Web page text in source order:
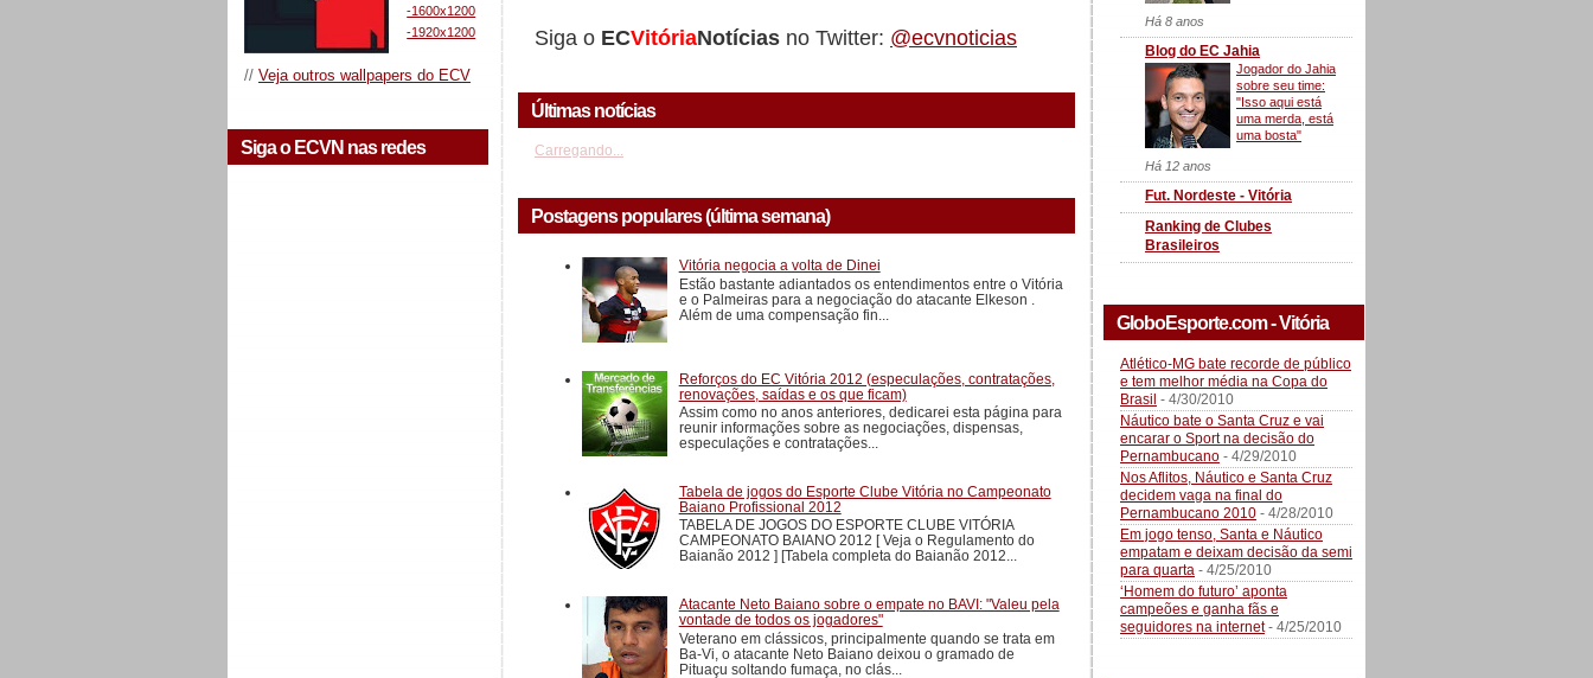
-1600x1200
-1920x1200
// Veja outros wallpapers do ECV
Siga o ECVN nas redes
Siga o ECVitóriaNotícias no Twitter: @ecvnoticias
Últimas notícias
Carregando...
Postagens populares (última semana)
Vitória negocia a volta de Dinei
Estão bastante adiantados os entendimentos entre o Vitória
e o Palmeiras para a negociação do atacante Elkeson .
Além de uma compensação fin...
Reforços do EC Vitória 2012 (especulações, contratações,
renovações, saídas e os que ficam)
Assim como no anos anteriores, dedicarei esta página para
reunir informações sobre as negociações, dispensas,
especulações e contratações...
Tabela de jogos do Esporte Clube Vitória no Campeonato
Baiano Profissional 2012
TABELA DE JOGOS DO ESPORTE CLUBE VITÓRIA
CAMPEONATO BAIANO 2012 [ Veja o Regulamento do
Baianão 2012 ] [Tabela completa do Baianão 2012...
Atacante Neto Baiano sobre o empate no BAVI: "Valeu pela
vontade de todos os jogadores"
Veterano em clássicos, principalmente quando se trata em
Ba-Vi, o atacante Neto Baiano deixou o gramado de
Pituaçu soltando fumaça, no clás...
Há 8 anos
Blog do EC Jahia
Jogador do Jahia
sobre seu time:
"Isso aqui está
uma merda, está
uma bosta"
Há 12 anos
Fut. Nordeste - Vitória
Ranking de Clubes
Brasileiros
GloboEsporte.com - Vitória
Atlético-MG bate recorde de público
e tem melhor média na Copa do
Brasil - 4/30/2010
Náutico bate o Santa Cruz e vai
encarar o Sport na decisão do
Pernambucano - 4/29/2010
Nos Aflitos, Náutico e Santa Cruz
decidem vaga na final do
Pernambucano 2010 - 4/28/2010
Em jogo tenso, Santa e Náutico
empatam e deixam decisão da semi
para quarta - 4/25/2010
‘Homem do futuro’ aponta
campeões e ganha fãs e
seguidores na internet- 4/25/2010